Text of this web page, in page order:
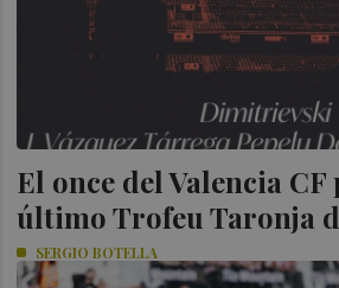
El once del Valencia CF
último Trofeu Taronja
SERGIO BOTELLA